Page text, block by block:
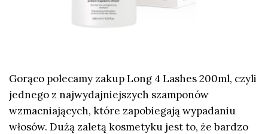
Gorąco polecamy zakup Long 4 Lashes 200ml, czyli
jednego z najwydajniejszych szamponów
wzmacniających, które zapobiegają wypadaniu
włosów. Dużą zaletą kosmetyku jest to, że bardzo